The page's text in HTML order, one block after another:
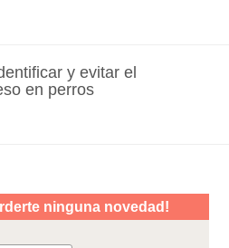
y evitar el
en perros